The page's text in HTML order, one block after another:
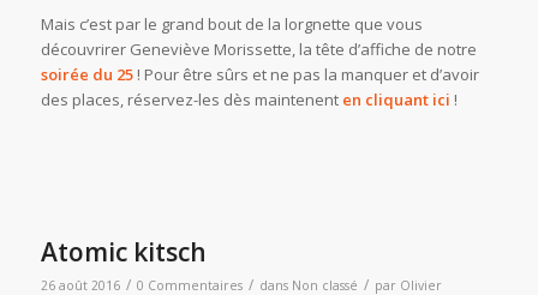
Mais c’est par le grand bout de la lorgnette que vous
découvrirer Geneviève Morissette, la tête d’affiche de notre
soirée du 25! Pour être sûrs et ne pas la manquer et d’avoir
des places, réservez-les dès maintenent en cliquant ici !
Atomic kitsch
26 août 2016 / 0 Commentaires / dans Non classé / par Olivier